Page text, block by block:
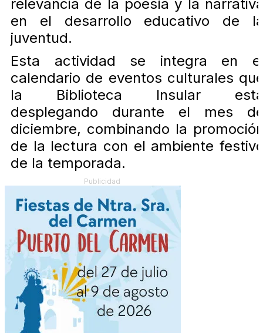
relevancia de la poesía y la
en el desarrollo educativo de
juventud.
Esta actividad se integra en
calendario de eventos culturales
la Biblioteca Insular
desplegando durante el mes
diciembre, combinando la
de la lectura con el ambiente
de la temporada.
Publicidad